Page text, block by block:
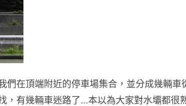
們在頂端附近的停車場集合，並分成幾輛車
，有幾輛車迷路了...本以為大家對水壩都很